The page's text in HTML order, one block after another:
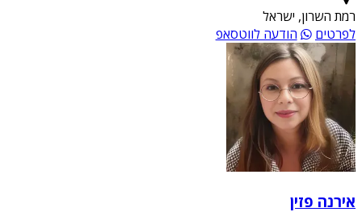
רמת השרון, ישראל
לפרטים
הודעה לווטסאפ
אירנה פזין